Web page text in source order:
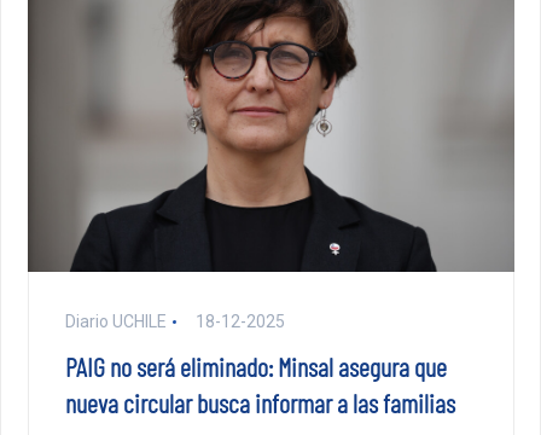
Diario UCHILE 18-12-2025
PAIG no será eliminado: Minsal asegura que
nueva circular busca informar a las familias